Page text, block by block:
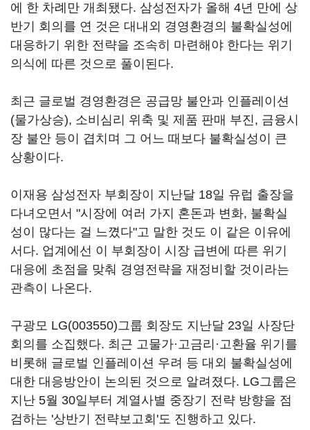
에 한 차례만 개최됐다. 삼성전자가 올해 4년 만에 상
반기 회의를 연 것은 대내외 경영환경의 불확실성에
대응하기 위한 전략을 조속히 마련해야 한다는 위기
의식에 따른 것으로 풀이된다.
최근 글로벌 경영환경은 공급망 불안과 인플레이션
(물가상승), 소비심리 위축 및 제품 판매 부진, 금융시
장 불안 등이 겹치며 그 어느 때보다 불확실성이 큰
상황이다.
이재용 삼성전자 부회장이 지난달 18일 유럽 출장을
다녀오면서 "시장에 여러 가지 혼돈과 변화, 불확실
성이 많다는 걸 느꼈다"고 말한 것도 이 같은 이유에
서다. 업계에선 이 부회장이 시장 급변에 따른 위기
대응에 초점을 맞춰 경영전략을 재정비할 것이라는
관측이 나온다.
구광모 LG(003550)그룹 회장도 지난달 23일 사장단
회의를 소집했다. 최근 고물가·고금리·고환율 위기를
비롯해 글로벌 인플레이션 우려 등 대외 불확실성에
대한 대응방안이 논의된 것으로 알려졌다. LG그룹은
지난 5월 30일부터 계열사별 중장기 전략 방향을 점
검하는 '상반기 전략보고회'도 진행하고 있다.